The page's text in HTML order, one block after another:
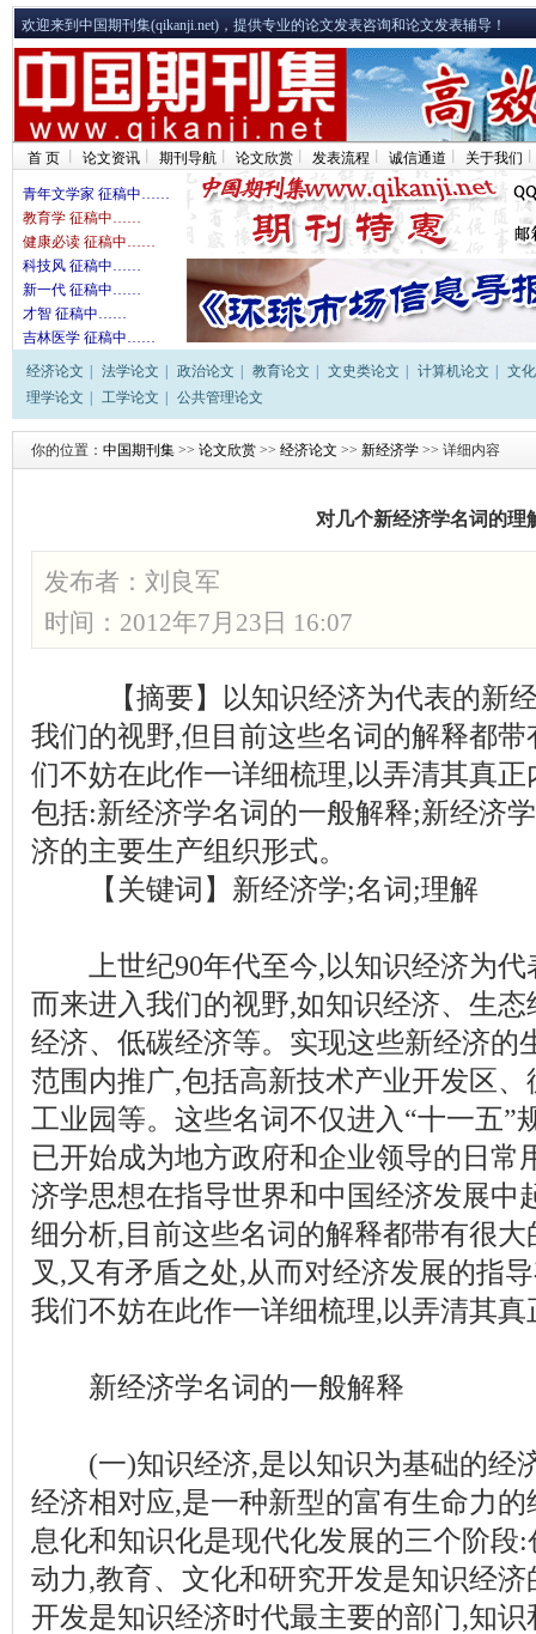
欢迎来到中国期刊集(qikanji.net)，提供专业的论文发表咨询和论文发表辅导！
首 页 论文资讯 期刊导航 论文欣赏 发表流程 诚信通道 关于我们
青年文学家 征稿中……
教育学 征稿中……
健康必读 征稿中……
科技风 征稿中……
新一代 征稿中……
才智 征稿中……
吉林医学 征稿中……
经济论文
法学论文 政治论文 教育论文 文史类论文 计算机论文
文
理学论文
工学论文 公共管理论文
你的位置： 中国期刊集 >> 论文欣赏 >> 经济论文 >> 新经济学 >> 详细内容
对几个新经济学名词的理
发布者： 刘良军
时间：2012年7月23日 16:07
【摘要】以知识经济为代表的新
我们的视野,但目前这些名词的解释都
们不妨在此作一详细梳理,以弄清其真
包括:新经济学名词的一般解释;新经济
济的主要生产组织形式。
【关键词】新经济学;名词;理解
上世纪90年代至今,以知识经济为代
而来进入我们的视野,如知识经济、生
经济、低碳经济等。实现这些新经济的
范围内推广,包括高新技术产业开发区
工业园等。这些名词不仅进入“十一五”
已开始成为地方政府和企业领导的日常
济学思想在指导世界和中国经济发展中
细分析,目前这些名词的解释都带有很
叉,又有矛盾之处,从而对经济发展的指
我们不妨在此作一详细梳理,以弄清其
新经济学名词的一般解释
(一)知识经济,是以知识为基础的经
经济相对应,是一种新型的富有生命力
息化和知识化是现代化发展的三个阶段
动力,教育、文化和研究开发是知识经
开发是知识经济时代最主要的部门,知